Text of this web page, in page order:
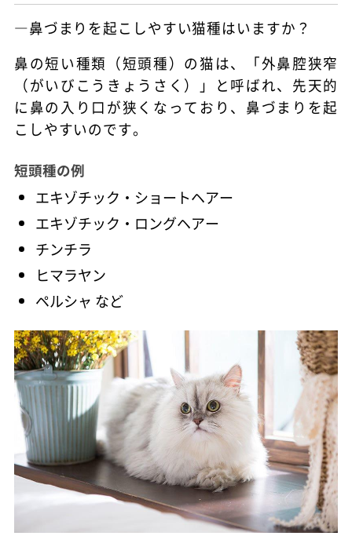
―鼻づまりを起こしやすい猫種はいますか？
鼻の短い種類（短頭種）の猫は、「外鼻腔狭窄
（がいびこうきょうさく）」と呼ばれ、先天的
に鼻の入り口が狭くなっており、鼻づまりを起
こしやすいのです。
短頭種の例
エキゾチック・ショートヘアー
エキゾチック・ロングヘアー
チンチラ
ヒマラヤン
ペルシャ など